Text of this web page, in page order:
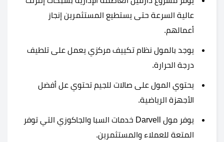
عالية السرعة حتى يستطيع المستثمرين إنجاز
أعمالهم.
يوجد بالمول نظام تكييف مركزي يعمل على تلطيف
درجة الحرارة.
يحتوي المول على صالات للجيم تحتوي عل أفضل
الأجهزة الرياضية.
يوفر مول Darvell خدمات السبا والجاكوزي التي توفر
المتعة للعملاء والمستثمرين.